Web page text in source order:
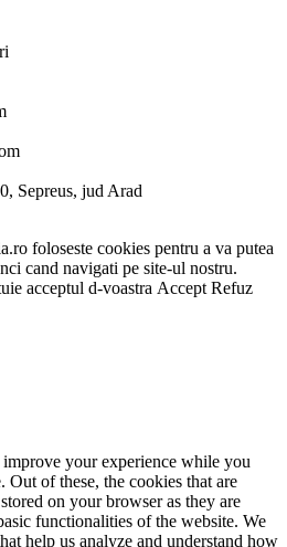
Sepreus, jud Arad
foloseste cookies pentru a va putea
cand navigati pe site-ul nostru.
acceptul d-voastra Accept Refuz
your experience while you
Out of these, the cookies that are
on your browser as they are
functionalities of the website. We
help us analyze and understand how